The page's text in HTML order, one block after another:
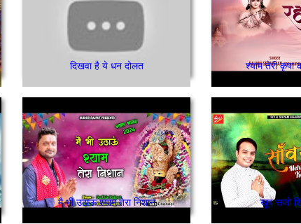
दिखवा है ये धन दोलत श्याम तेरी कृपा
मै भी उठाऊ श्याम तेरा निशान खूब सजो